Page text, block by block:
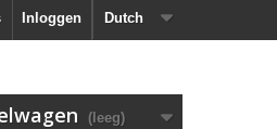
Dutch
Inloggen
(leeg)